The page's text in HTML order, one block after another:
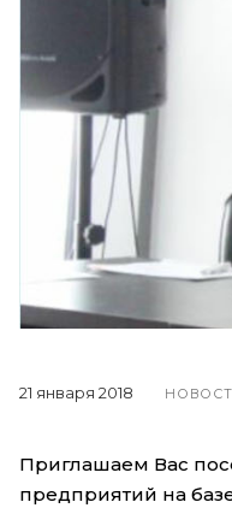
21 января 2018
Приглашаем Вас
предприятий на